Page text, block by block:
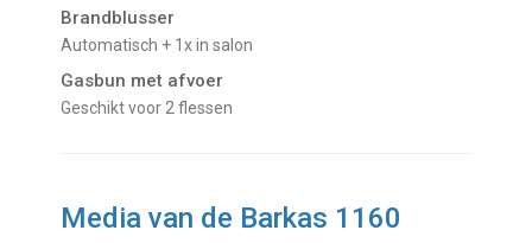
Brandblusser
Automatisch + 1x in salon
Gasbun met afvoer
geschikt voor 2 flessen
Media van de Barkas 1160